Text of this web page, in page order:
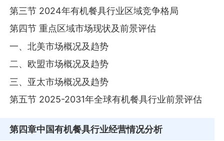
第三节 2024年有机餐具行业区域竞争格局
第四节 重点区域市场现状及前景评估
一、北美市场概况及趋势
二、欧盟市场概况及趋势
三、亚太市场概况及趋势
第五节 2025-2031年全球有机餐具行业前景评估
第四章中国有机餐具行业经营情况分析